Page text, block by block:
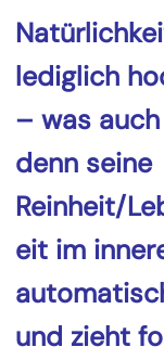
lediglich
– was
denn seine
Reinheit/
eit im
und zieht